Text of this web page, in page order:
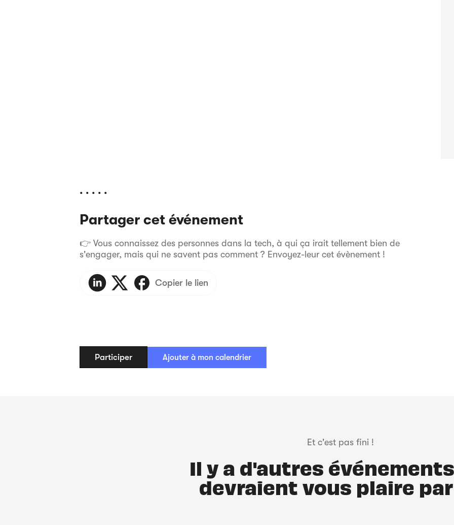
. . . . .
Partager cet événement
👉 Vous connaissez des personnes dans la tech, à qui ça irait tellement bien de
s'engager, mais qui ne savent pas comment ? Envoyez-leur cet évènement !
Copier le lien
Participer Ajouter à mon calendrier
Et c'est pas fini !
Il y a d'autres
devraient vous plaire